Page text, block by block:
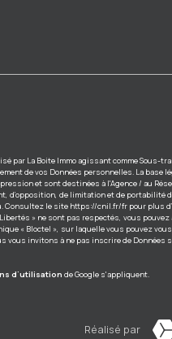
par La Boite Immo agissant comme Sous-
de vos Données personnelles. La base
et sont destinées à l'Agence / au
d’opposition, de limitation et de portabilité
Consultez le site https://cnil.fr/frpour plus
» ne sont pas respectés, vous
« Bloctel », sur laquelle vous pouvez
vous invitons à ne pas inscrire de Données
d'utilisation de Google s'appliquent.
Réalisé par